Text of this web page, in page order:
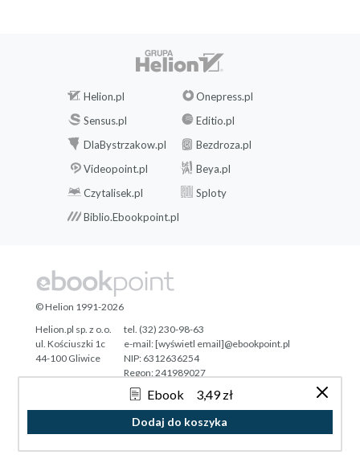
Ebook 3,49 zł
Dodaj do koszyka
Helion.pl
Onepress.pl
Sensus.pl
Editio.pl
DlaBystrzakow.pl
Bezdroza.pl
Videopoint.pl
Beya.pl
Czytalisek.pl
Sploty
Biblio.Ebookpoint.pl
Tonik.pl
© Helion 1991-2026
Helion.pl sp. z o.o.
ul. Kościuszki 1c
44-100 Gliwice
tel. (32) 230-98-63
e-mail:[wyświetl email]@ebookpoint.pl
NIP: 6312636254
Regon: 241989027